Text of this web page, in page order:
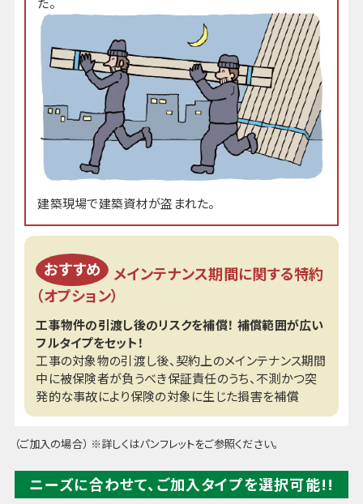
建築現場で建築資材が盗まれた。
メインテナンス期間に関する特約
（オプション）
工事物件の引渡し後のリスクを補償！ 補償範囲が広い
フルタイプをセット！
工事の対象物の引渡し後、契約上のメインテナンス期間
中に被保険者が負うべき保証責任のうち、不測かつ突
発的な事故により保険の対象に生じた損害を補償
（ご加入の場合） ※詳しくはパンフレットをご参照ください。
ニーズに合わせて、ご加入タイプを選択可能!!